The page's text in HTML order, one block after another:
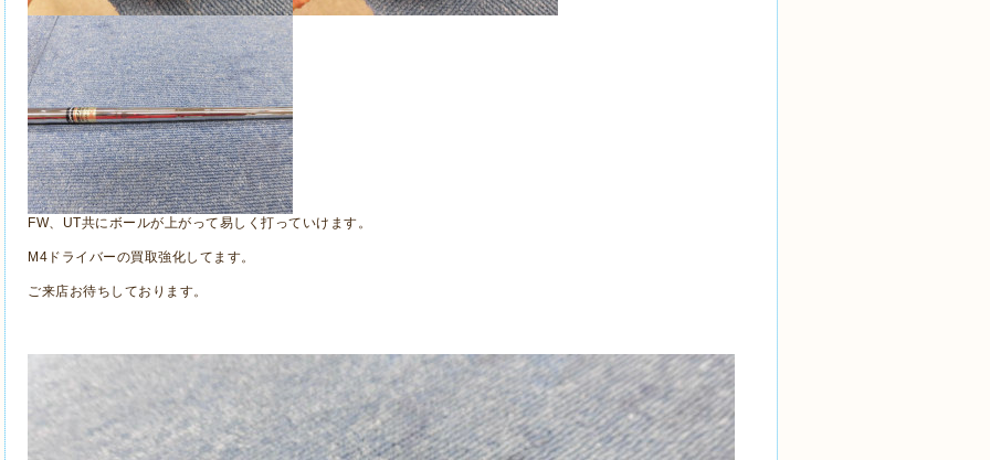
FW、UT共にボールが上がって易しく打っていけます。
M4ドライバーの買取強化してます。
ご来店お待ちしております。